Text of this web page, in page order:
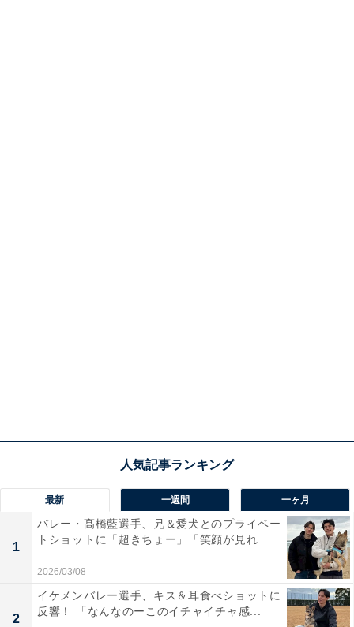
最新 一週間 一ヶ月
1
バレー・髙橋藍選手、兄＆愛犬とのプライベー
トショットに「超きちょー」「笑顔が見れ...
2026/03/08
2
イケメンバレー選手、キス＆耳食べショットに
反響！ 「なんなのーこのイチャイチャ感...